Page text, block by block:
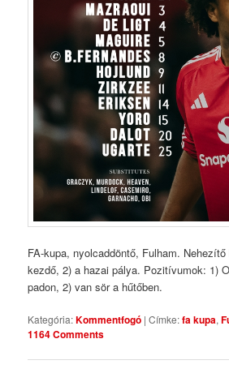
FA-kupa, nyolcaddöntő, Fulham.
kezdő, 2) a hazai pálya. Pozitívumok: 1)
padon, 2) van sör a hűtőben.
Kategória:Kommentfogó |Címke:fa kupa,
1164 Comments